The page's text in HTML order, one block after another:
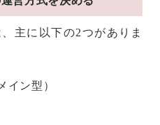
主に以下の2つがありま
イン型）